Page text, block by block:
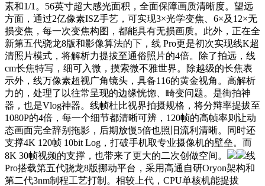
素和1/1。56英寸超大感光面积，全面保障画质清晰度。望远
方面，通过2亿像素ISZ手艺，可实现3×光学变焦、6×及12×无
损变焦，每一次变焦构图，都能具有无损画质。此外，正在全
新第五代骁龙8版和影像算法的下，线 Pro更是初次实现线K超
清照片模式，将解析力提拔至通俗照片的4倍。除了拍远，线
cm长焦特写，细可入微，摸索微不雅世界。除越级的长焦表
示外，线万像素超视广角镜头，具备116的黄金视角。高解析
力的，处理了以往常呈现的边缘恍惚、畸变问题。是街拍神
器，也是Vlog神器。线帧杜比视界拍摄规格，将分辩率提拔至
1080P的4倍，每一个细节都清晰可辨，120帧的高帧率则让动
态画面完全辞别拖影，后期放慢5倍也照旧流利清晰。同时还
支撑4K 120帧 10bit Log，打破手机取专业摄像机的壁垒。而
8K 30帧视频的支撑，也带来了更大的二次创做空间。
线
Pro搭载第五代骁龙8版挪动平台，采用高通自研Oryon架构和
第二代3nm制程工艺打制。相较上代，CPU单核机能提拔